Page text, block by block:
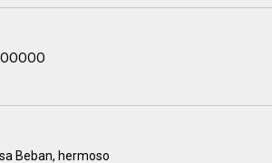
Beban, hermoso